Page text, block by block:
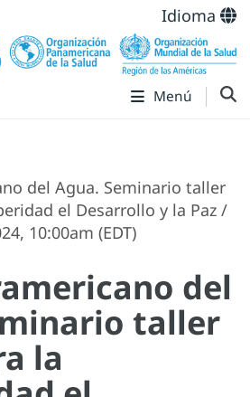
Idioma
Menú
del Agua. Seminario taller
el Desarrollo y la Paz /
10:00am (EDT)
del
taller
la